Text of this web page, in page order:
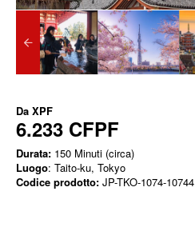
Da XPF
6.233 CFPF
Durata: 150 Minuti (circa)
Luogo: Taito-ku, Tokyo
Codice prodotto: JP-TKO-1074-10744